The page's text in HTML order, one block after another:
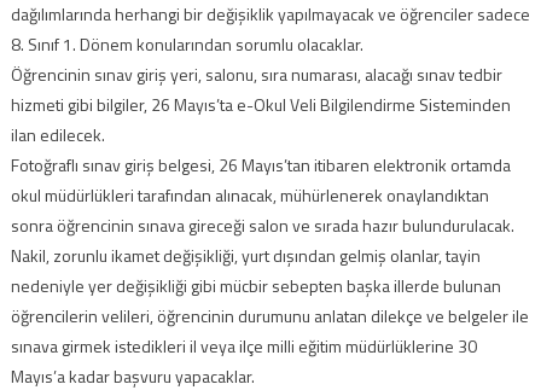
dağılımlarında herhangi bir değişiklik yapılmayacak ve öğrenciler sadece
8. Sınıf 1. Dönem konularından sorumlu olacaklar.
Öğrencinin sınav giriş yeri, salonu, sıra numarası, alacağı sınav tedbir
hizmeti gibi bilgiler, 26 Mayıs’ta e-Okul Veli Bilgilendirme Sisteminden
ilan edilecek.
Fotoğraflı sınav giriş belgesi, 26 Mayıs’tan itibaren elektronik ortamda
okul müdürlükleri tarafından alınacak, mühürlenerek onaylandıktan
sonra öğrencinin sınava gireceği salon ve sırada hazır bulundurulacak.
Nakil, zorunlu ikamet değişikliği, yurt dışından gelmiş olanlar, tayin
nedeniyle yer değişikliği gibi mücbir sebepten başka illerde bulunan
öğrencilerin velileri, öğrencinin durumunu anlatan dilekçe ve belgeler ile
sınava girmek istedikleri il veya ilçe milli eğitim müdürlüklerine 30
Mayıs’a kadar başvuru yapacaklar.